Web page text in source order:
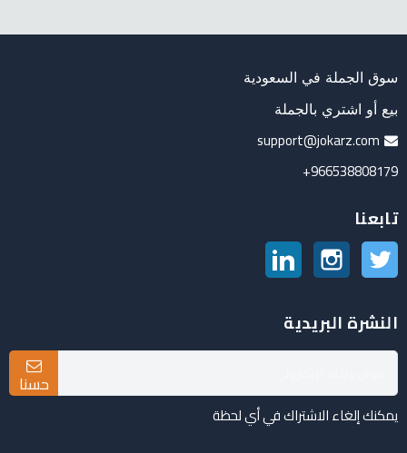
سوق الجملة في السعودية
بيع أو اشتري بالجملة
support@jokarz.com
966538808179+
تابعنا
تويتر انستغرام
النشرة البريدية
حسنا
يمكنك إلغاء الاشتراك في أي لحظة